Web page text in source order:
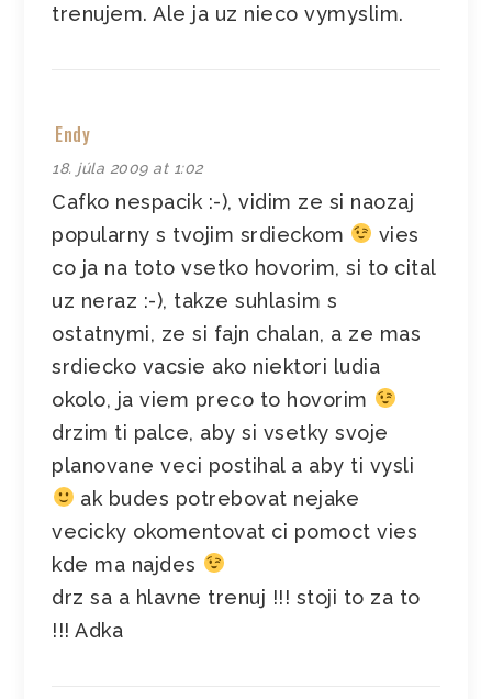
trenujem. Ale ja uz nieco vymyslim.
Endy
18. júla 2009 at 1:02
Cafko nespacik :-), vidim ze si naozaj
popularny s tvojim srdieckom
vies
co ja na toto vsetko hovorim, si to cital
uz neraz :-), takze suhlasim s
ostatnymi, ze si fajn chalan, a ze mas
srdiecko vacsie ako niektori ludia
okolo, ja viem preco to hovorim
drzim ti palce, aby si vsetky svoje
planovane veci postihal a aby ti vysli
ak budes potrebovat nejake
vecicky okomentovat ci pomoct vies
kde ma najdes
drz sa a hlavne trenuj !!! stoji to za to
!!! Adka